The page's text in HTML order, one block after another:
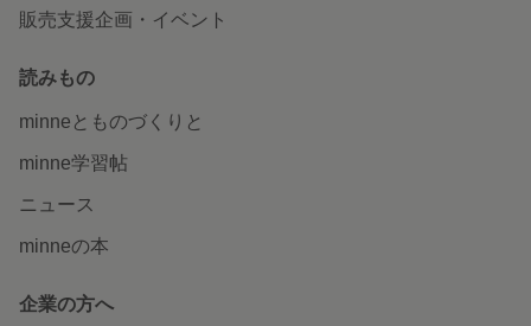
販売支援企画・イベント
読みもの
minneとものづくりと
minne学習帖
ニュース
minneの本
企業の方へ